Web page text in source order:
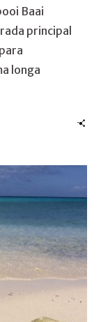
Baai
principal
longa